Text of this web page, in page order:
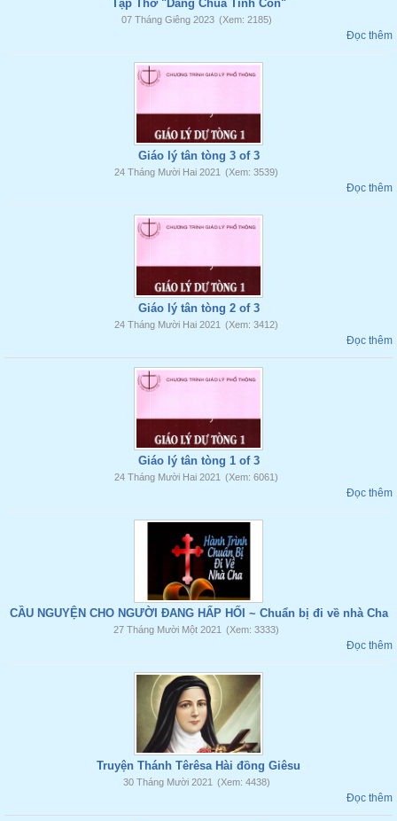
Tập Thơ "Dâng Chúa Tình Con"
07 Tháng Giêng 2023 (Xem: 2185)
Đọc thêm
Giáo lý tân tòng 3 of 3
24 Tháng Mười Hai 2021 (Xem: 3539)
Đọc thêm
Giáo lý tân tòng 2 of 3
24 Tháng Mười Hai 2021 (Xem: 3412)
Đọc thêm
Giáo lý tân tòng 1 of 3
24 Tháng Mười Hai 2021 (Xem: 6061)
Đọc thêm
CẦU NGUYỆN CHO NGƯỜI ĐANG HẤP HỐI ~ Chuẩn bị đi về nhà Cha
27 Tháng Mười Một 2021 (Xem: 3333)
Đọc thêm
Truyện Thánh Têrêsa Hài đồng Giêsu
30 Tháng Mười 2021 (Xem: 4438)
Đọc thêm